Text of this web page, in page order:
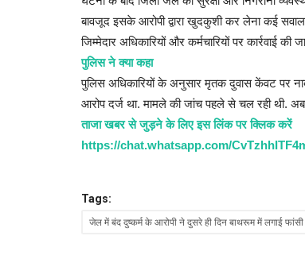
बावजूद इसके आरोपी द्वारा खुदकुशी कर लेना कई
जिम्मेदार अधिकारियों और कर्मचारियों पर कार्रवाई की
पुलिस ने क्या कहा
पुलिस अधिकारियों के अनुसार मृतक दुवास केंवट पर
आरोप दर्ज था. मामले की जांच पहले से चल रही थी.
ताजा खबर से जुड़ने के लिए इस लिंक पर क्लिक करें
https://chat.whatsapp.com/
Tags:
जेल में बंद दुष्कर्म के आरोपी ने दुसरे ही दिन बाथरूम में लगाई फांसी